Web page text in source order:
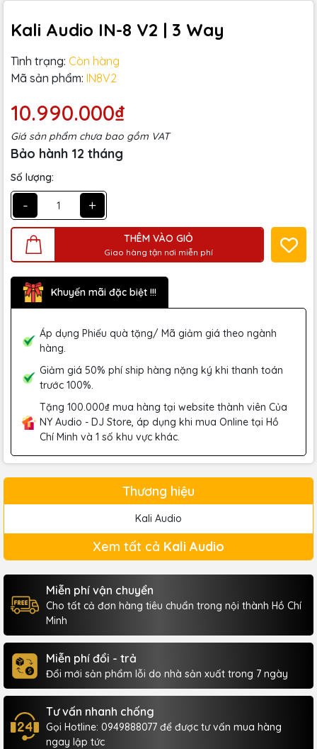
Kali Audio IN-8 V2 | 3 Way
Tình trạng: Còn hàng
Mã sản phẩm: IN8V2
10.990.000₫
Giá sản phẩm chưa bao gồm VAT
Bảo hành 12 tháng
Số lượng:
- +
THÊM VÀO GIỎ
Giao hàng tận nơi miễn phí
Khuyến mãi đặc biệt !!!
Áp dụng Phiếu quà tặng/ Mã giảm giá theo ngành
hàng.
Giảm giá 50% phí ship hàng nặng ký khi thanh toán
trước 100%.
Tặng 100.000₫ mua hàng tại website thành viên Của
NY Audio - DJ Store, áp dụng khi mua Online tại Hồ
Chí Minh và 1 số khu vực khác.
Thương hiệu
Kali Audio
Xem tất cả Kali Audio
Miễn phí vận chuyển
Cho tất cả đơn hàng tiêu chuẩn trong nội thành Hồ Chí
Minh
Miễn phí đổi - trả
Đổi mới sản phẩm lỗi do nhà sản xuất trong 7 ngày
Tư vấn nhanh chống
Gọi Hotline: 0949888077 để được tư vấn mua hàng
ngay lập tức